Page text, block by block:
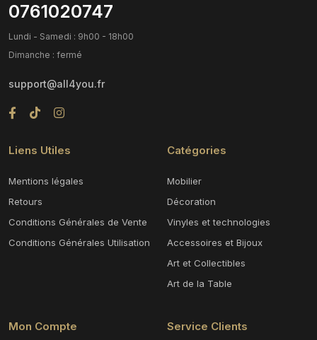
0761020747
Lundi - Samedi : 9h00 - 18h00
Dimanche : fermé
support@all4you.fr
Liens Utiles
Mentions légales
Retours
Conditions Générales de Vente
Conditions Générales Utilisation
Catégories
Mobilier
Décoration
Vinyles et technologies
Accessoires et Bijoux
Art et Collectibles
Art de la Table
Mon Compte Service Clients